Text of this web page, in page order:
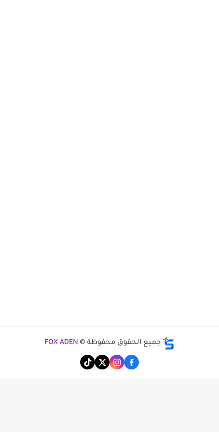
جميع الحقوق محفوظة © FOX ADEN